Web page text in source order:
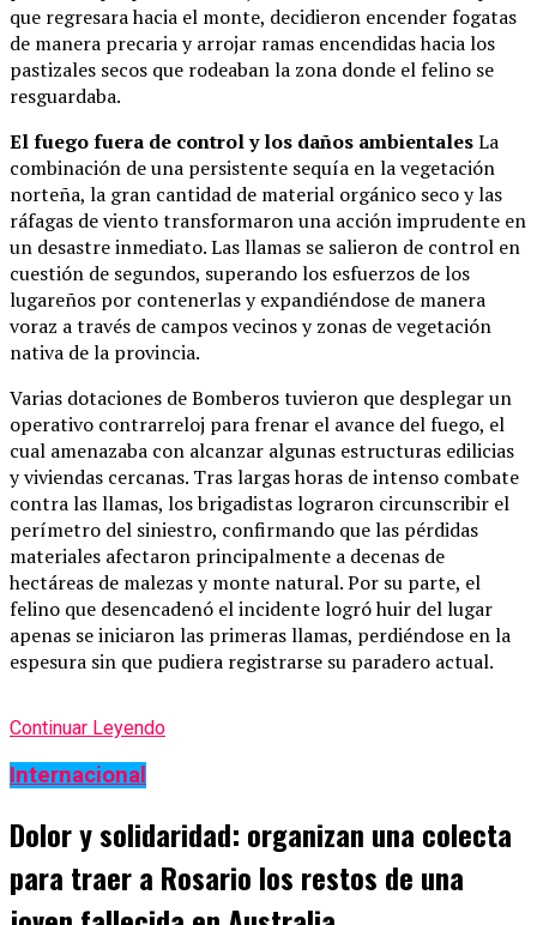
que regresara hacia el monte, decidieron encender fogatas
de manera precaria y arrojar ramas encendidas hacia los
pastizales secos que rodeaban la zona donde el felino se
resguardaba.
El fuego fuera de control y los daños ambientalesLa
combinación de una persistente sequía en la vegetación
norteña, la gran cantidad de material orgánico seco y las
ráfagas de viento transformaron una acción imprudente en
un desastre inmediato. Las llamas se salieron de control en
cuestión de segundos, superando los esfuerzos de los
lugareños por contenerlas y expandiéndose de manera
voraz a través de campos vecinos y zonas de vegetación
nativa de la provincia.
Varias dotaciones de Bomberos tuvieron que desplegar un
operativo contrarreloj para frenar el avance del fuego, el
cual amenazaba con alcanzar algunas estructuras edilicias
y viviendas cercanas. Tras largas horas de intenso combate
contra las llamas, los brigadistas lograron circunscribir el
perímetro del siniestro, confirmando que las pérdidas
materiales afectaron principalmente a decenas de
hectáreas de malezas y monte natural. Por su parte, el
felino que desencadenó el incidente logró huir del lugar
apenas se iniciaron las primeras llamas, perdiéndose en la
espesura sin que pudiera registrarse su paradero actual.
Continuar Leyendo
Internacional
Dolor y solidaridad: organizan una colecta
para traer a Rosario los restos de una